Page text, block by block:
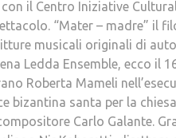
il Centro Iniziative
“Mater – madre” il
musicali originali di
Ledda Ensemble, ecco il
Roberta Mameli
bizantina santa per la
Carlo Galante.